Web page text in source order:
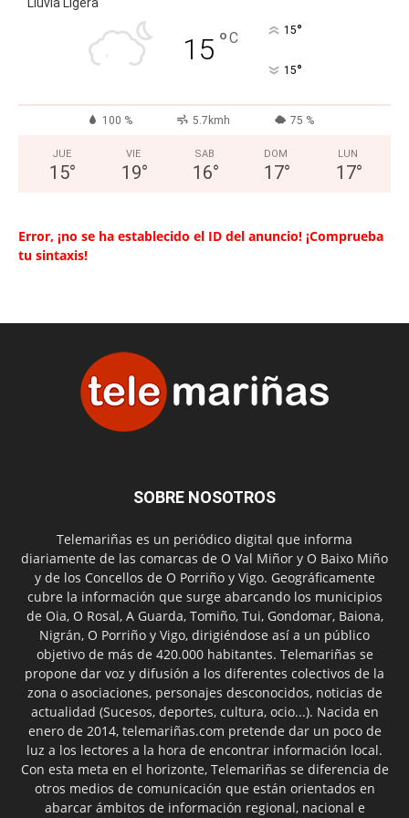
15 °C 15°
15°
100 % 5.7kmh 75 %
JUE
15°
VIE
19°
SAB
16°
DOM
17°
LUN
17°
Error, ¡no se ha establecido el ID del anuncio! ¡Comprueba
tu sintaxis!
SOBRE NOSOTROS
Telemariñas es un periódico digital que informa
diariamente de las comarcas de O Val Miñor y O Baixo Miño
y de los Concellos de O Porriño y Vigo. Geográficamente
cubre la información que surge abarcando los municipios
de Oia, O Rosal, A Guarda, Tomiño, Tui, Gondomar, Baiona,
Nigrán, O Porriño y Vigo, dirigiéndose así a un público
objetivo de más de 420.000 habitantes. Telemariñas se
propone dar voz y difusión a los diferentes colectivos de la
zona o asociaciones, personajes desconocidos, noticias de
actualidad (Sucesos, deportes, cultura, ocio...). Nacida en
enero de 2014, telemariñas.com pretende dar un poco de
luz a los lectores a la hora de encontrar información local.
Con esta meta en el horizonte, Telemariñas se diferencia de
otros medios de comunicación que están orientados en
abarcar ámbitos de información regional, nacional e